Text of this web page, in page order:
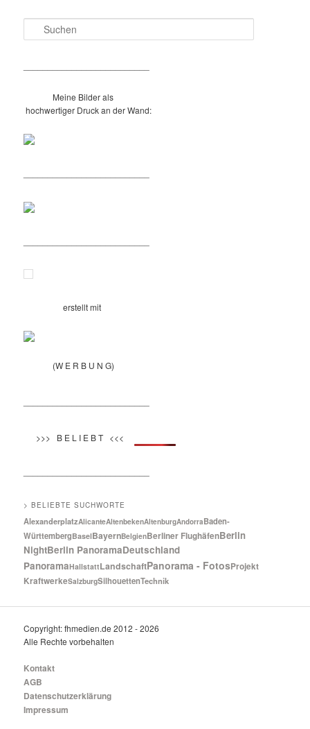
u
Meine Bilder als
hochwertiger Druck an der Wand:
erstellt mit
(W E R B U N G)
>>> B E L I E B T <<<
> BELIEBTE SUCHWORTE
AlexanderplatzAlicanteAltenbekenAltenburgAndorraBaden-
WürttembergBaselBayernBelgienBerliner FlughäfenBerlin
NightBerlin PanoramaDeutschland
PanoramaHallstattLandschaftPanorama - FotosProjekt
KraftwerkeSalzburgSilhouettenTechnik
Copyright: fhmedien.de 2012 - 2026
Alle Rechte vorbehalten
Kontakt
AGB
Datenschutzerklärung
Impressum